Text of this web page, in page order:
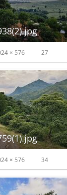
× 576 27
× 576 34